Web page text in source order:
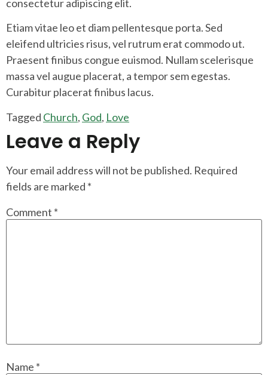
consectetur adipiscing elit.
Etiam vitae leo et diam pellentesque porta. Sed
eleifend ultricies risus, vel rutrum erat commodo ut.
Praesent finibus congue euismod. Nullam scelerisque
massa vel augue placerat, a tempor sem egestas.
Curabitur placerat finibus lacus.
Tagged Church, God, Love
Leave a Reply
Your email address will not be published. Required
fields are marked *
Comment *
Name *